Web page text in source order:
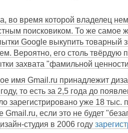
во время которой владелец
поисковиком. То же
Google выкупить товарный
Вероятно, его столь
захвата "фамильной
имя Gmail.ru принадлежит
то есть за 2,5 года до
зарегистрировано уже 18 тыс.
если это не будет
студия в 2006 году